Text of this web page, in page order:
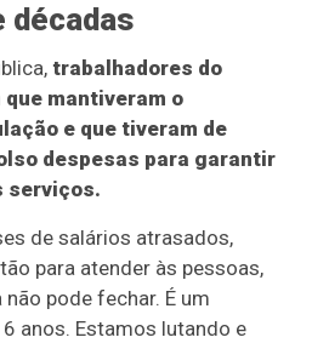
décadas
trabalhadores do
mantiveram o
e que tiveram de
despesas para garantir
serviços.
de salários atrasados,
para atender às pessoas,
pode fechar. É um
anos. Estamos lutando e